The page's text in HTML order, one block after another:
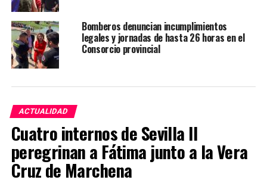
Bomberos denuncian incumplimientos
legales y jornadas de hasta 26 horas en el
Consorcio provincial
ACTUALIDAD
Cuatro internos de Sevilla II
peregrinan a Fátima junto a la Vera
Cruz de Marchena